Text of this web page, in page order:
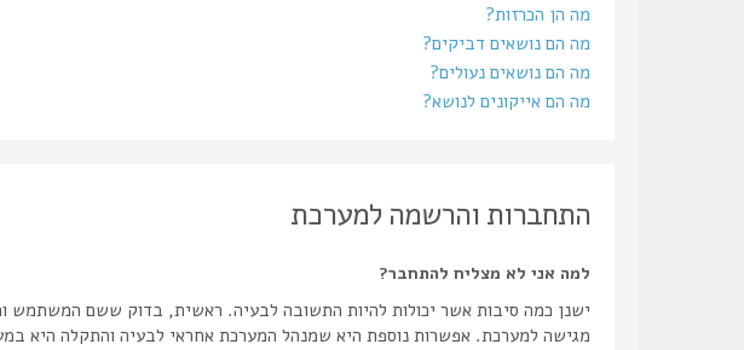
מה הן הכרזות?
מה הם נושאים דביקים?
מה הם נושאים נעולים?
מה הם אייקונים לנושא?
התחברות והרשמה למערכת
למה אני לא מצליח להתחבר?
ישנן כמה סיבות אשר יכולות להיות התשובה לבעיה. ראשית, בדוק ששם המשתמש
מגישה למערכת. אפשרות נוספת היא שמנהל המערכת אחראי לבעיה והתקלה היא